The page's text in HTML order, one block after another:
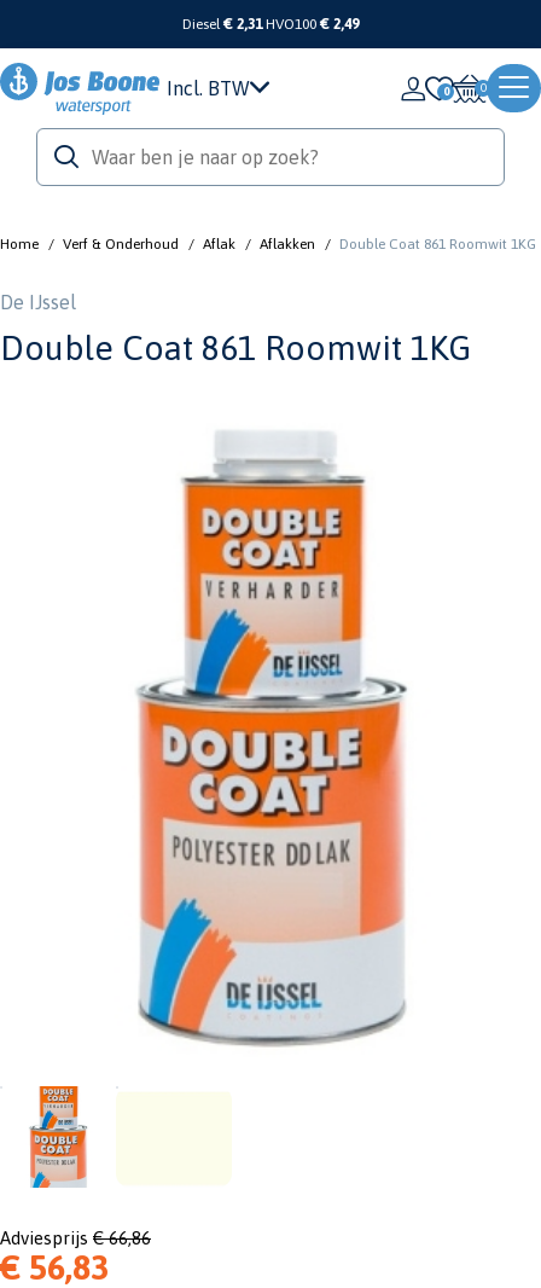
Diesel€ 2,31 HVO100 € 2,49
Incl. BTW 0
Home / Verf & Onderhoud / Aflak / Aflakken / Double Coat 861 Roomwit 1KG
De IJssel
Double Coat 861 Roomwit 1KG
Adviesprijs € 66,86
€ 56,83